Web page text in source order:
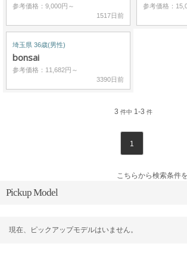
参考価格：9,000円～
1517日前
参考価格：
埼玉県 36歳(男性)
bonsai
参考価格：11,682円～
3390日前
3 件中 1-3 件
1
こちらから検索条件
Pickup Model
現在、ピックアップモデルはいません。